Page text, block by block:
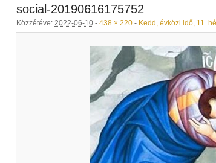
social-20190616175752
Közzétéve: 2022-06-10 - 438 × 220 - Kedd, évközi idő, 11.